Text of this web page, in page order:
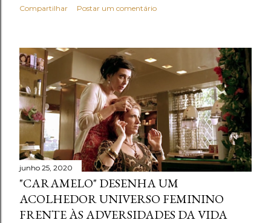
Compartilhar Postar um comentário
junho 25, 2020
"CARAMELO" DESENHA UM
ACOLHEDOR UNIVERSO FEMININO
FRENTE ÀS ADVERSIDADES DA VIDA